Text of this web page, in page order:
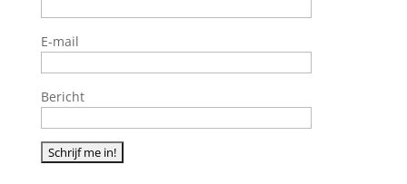
E-mail
Bericht